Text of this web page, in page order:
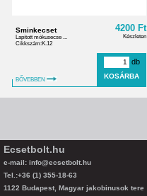
Sminkecset
Lapított mókusecse ...
Cikkszám:K.12
BŐVEBBEN
4200 Ft
Készleten
db
Ecsetbolt.hu
e-mail: info@ecsetbolt.hu
Tel.:+36 (1) 355-18-63
1122 Budapest, Magyar jakobinusok tere